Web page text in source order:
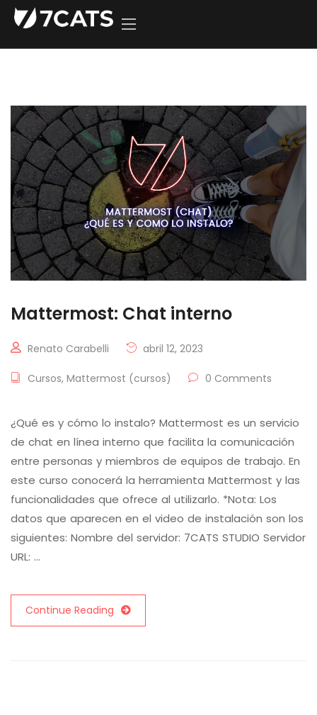
Mattermost: Chat interno
Renato Carabelli abril 12, 2023
Cursos, Mattermost (cursos) 0 Comments
¿Qué es y cómo lo instalo? Mattermost es un servicio
de chat en línea interno que facilita la comunicación
entre personas y miembros de equipos de trabajo. En
este curso conocerá la herramienta Mattermost y las
funcionalidades que ofrece al utilizarlo. *Nota: Los
datos que aparecen en el video de instalación son los
siguientes: Nombre del servidor: 7CATS STUDIO Servidor
URL: …
Continue Reading